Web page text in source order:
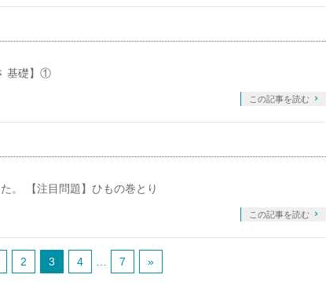
基礎】①
この記事を読む
。 【注目問題】ひもの巻とり
この記事を読む
2 3 4 7 »